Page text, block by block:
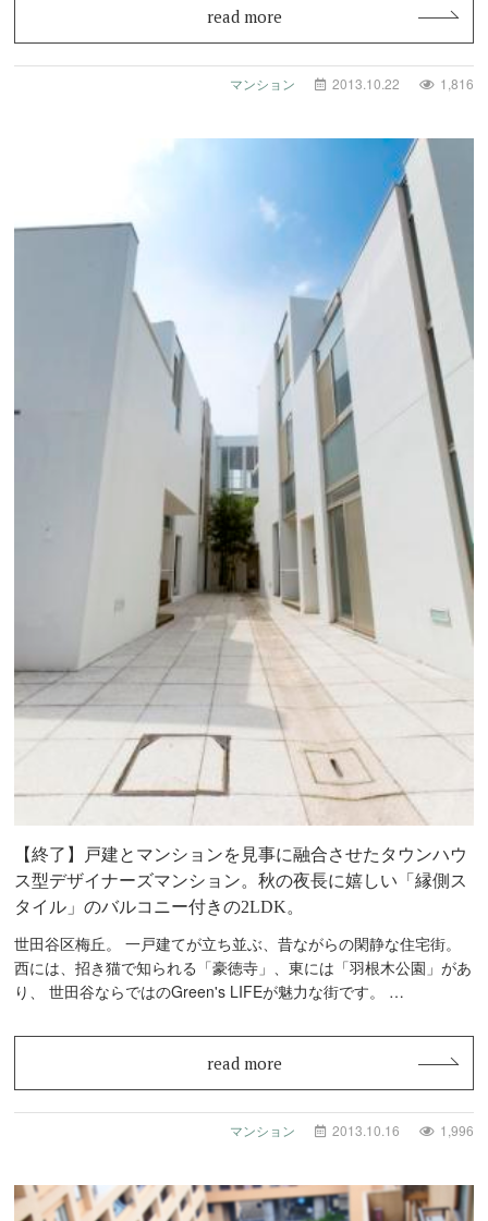
read more
マンション 2013.10.22 1,816
【終了】戸建とマンションを見事に融合させたタウンハウ
ス型デザイナーズマンション。秋の夜長に嬉しい「縁側ス
タイル」のバルコニー付きの2LDK。
世田谷区梅丘。 一戸建てが立ち並ぶ、昔ながらの閑静な住宅街。
西には、招き猫で知られる「豪徳寺」、東には「羽根木公園」があ
り、 世田谷ならではのGreen's LIFEが魅力な街です。 …
read more
マンション 2013.10.16 1,996